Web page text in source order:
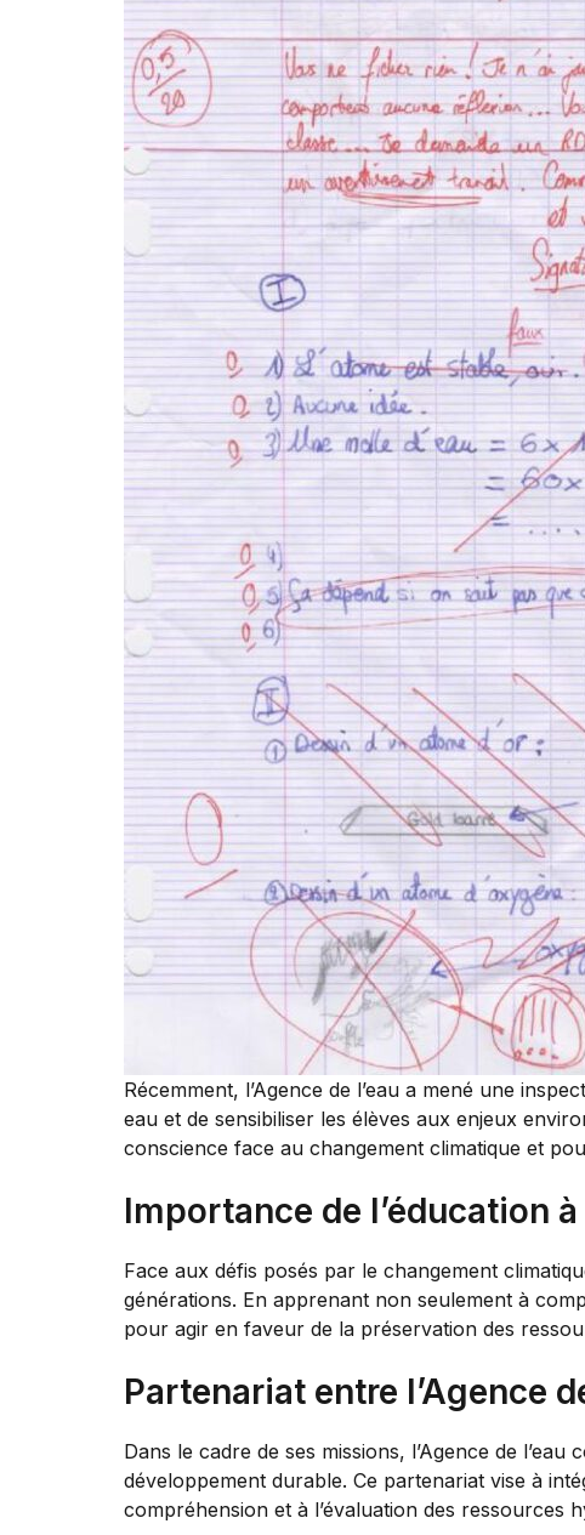
Récemment, l’Agence de l’eau a mené une
eau et de sensibiliser les élèves aux enjeux
conscience face au changement climatique et
Importance de l’éducation à
Face aux défis posés par le changement
générations. En apprenant non seulement à
pour agir en faveur de la préservation des
Partenariat entre l’Agence
Dans le cadre de ses missions, l’Agence de l’eau
développement durable. Ce partenariat vise à
compréhension et à l’évaluation des ressources